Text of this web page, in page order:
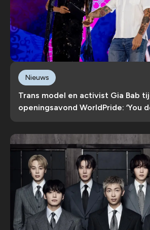
Trans model en activist Gia Bab
openingsavond WorldPride: ‘You
Nieuws